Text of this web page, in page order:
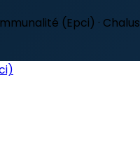
(Epci) · Chalus